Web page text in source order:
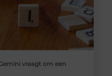
vraagt om een